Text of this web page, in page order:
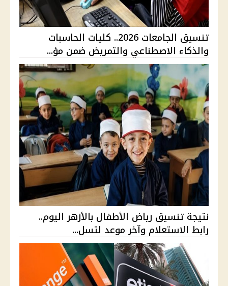
تنسيق الجامعات 2026.. كليات الحاسبات
والذكاء الاصطناعي والتمريض ضمن مؤ...
نتيجة تنسيق رياض الأطفال بالأزهر اليوم..
رابط الاستعلام وآخر موعد لتسل...